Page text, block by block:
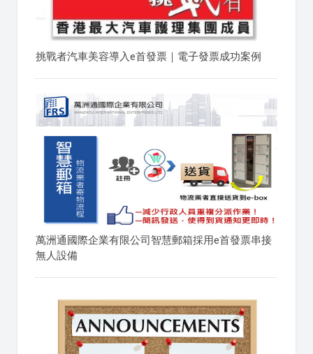
挑戰者汽車美容導入e首發票｜電子發票成功案例
萬洲通國際企業有限公司智慧郵箱採用e首發票串接
無人設備